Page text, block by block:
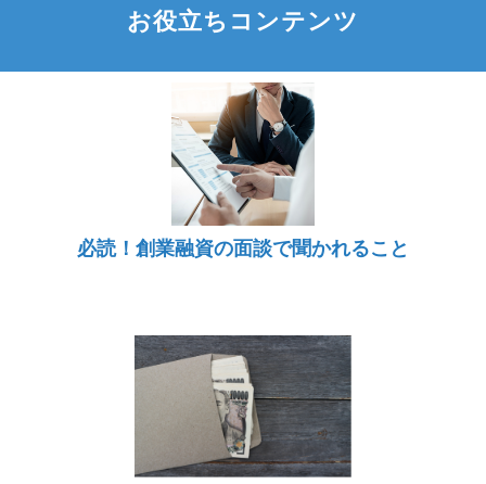
お役立ちコンテンツ
必読！創業融資の面談で聞かれること